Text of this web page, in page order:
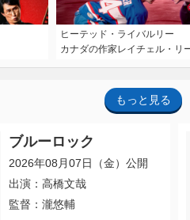
ヒーテッド・ライバルリー
カナダの作家レイチェル・リ
もっと見る
ブルーロック
2026年08月07日（金）公開
出演：高橋文哉
監督：瀧悠輔